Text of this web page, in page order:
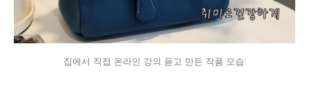
집에서 직접 온라인 강의 듣고 만든 작품 모습!